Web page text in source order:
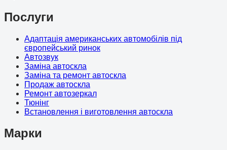
Послуги
Адаптація американських автомобілів під
європейський ринок
Автозвук
Заміна автоскла
Заміна та ремонт автоскла
Продаж автоскла
Ремонт автозеркал
Тюнінг
Встановлення і виготовлення автоскла
Марки